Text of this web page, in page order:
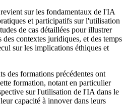
sur les fondamentaux de l'IA
et participatifs sur l'utilisation
de cas détaillées pour illustrer
contextes juridiques, et des temps
sur les implications éthiques et
des formations précédentes ont
formation, notant en particulier
sur l'utilisation de l'IA dans le
capacité à innover dans leurs